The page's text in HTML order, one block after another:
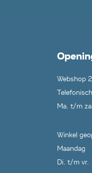
Webshop
Ma. t/m
Winkel
Maandag
Di. t/m vr.